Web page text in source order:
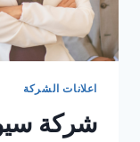
اعلانات الشركة
شركة